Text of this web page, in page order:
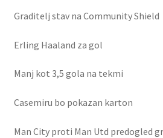
Graditelj stav na Community Shield
Erling Haaland za gol
Manj kot 3,5 gola na tekmi
Casemiru bo pokazan karton
Man City proti Man Utd predogled